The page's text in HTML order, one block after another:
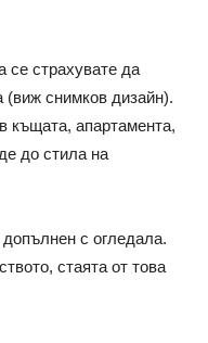
се страхувате да
(виж снимков дизайн).
къщата, апартамента,
до стила на
с огледала.
стаята от това